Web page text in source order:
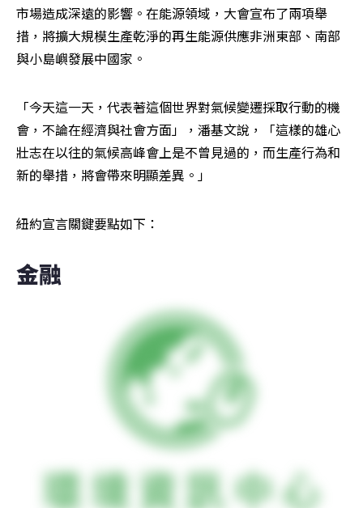
市場造成深遠的影響。在能源領域，大會宣布了兩項舉
措，將擴大規模生產乾淨的再生能源供應非洲東部、南部
與小島嶼發展中國家。
「今天這一天，代表著這個世界對氣候變遷採取行動的機
會，不論在經濟與社會方面」，潘基文說，「這樣的雄心
壯志在以往的氣候高峰會上是不曾見過的，而生產行為和
新的舉措，將會帶來明顯差異。」
紐約宣言關鍵要點如下：
金融